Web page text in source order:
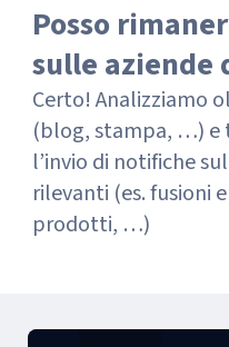
Posso
sulle aziende
Certo! Analizziamo
(blog, stampa, …) e
l’invio di notifiche
rilevanti (es. fusioni
prodotti, …)